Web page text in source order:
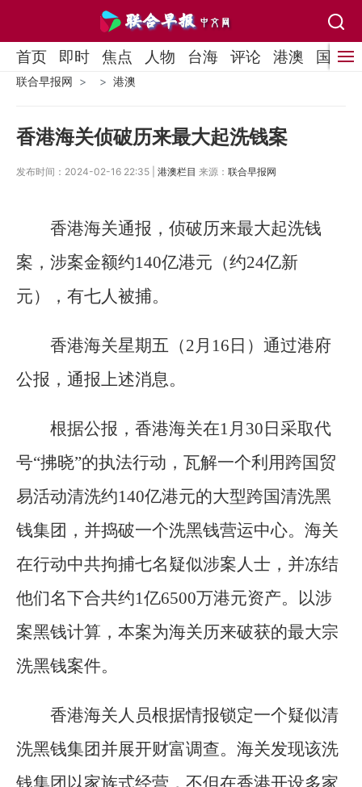
首页 即时 焦点 人物 台海 评论 港澳 国际
联合早报网 港澳
香港海关侦破历来最大起洗钱案
发布时间：2024-02-16 22:35 | 港澳栏目 来源： 联合早报网
香港海关通报，侦破历来最大起洗钱
案，涉案金额约140亿港元（约24亿新
元），有七人被捕。
香港海关星期五（2月16日）通过港府
公报，通报上述消息。
根据公报，香港海关在1月30日采取代
号“拂晓”的执法行动，瓦解一个利用跨国贸
易活动清洗约140亿港元的大型跨国清洗黑
钱集团，并捣破一个洗黑钱营运中心。海关
在行动中共拘捕七名疑似涉案人士，并冻结
他们名下合共约1亿6500万港元资产。以涉
案黑钱计算，本案为海关历来破获的最大宗
洗黑钱案件。
香港海关人员根据情报锁定一个疑似清
洗黑钱集团并展开财富调查。海关发现该洗
钱集团以家族式经营，不但在香港开设多家